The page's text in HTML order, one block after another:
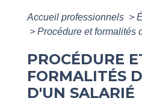
Accueil professionnels >
> Procédure et formalités
PROCÉDURE
FORMALITÉS
D'UN SALARIÉ